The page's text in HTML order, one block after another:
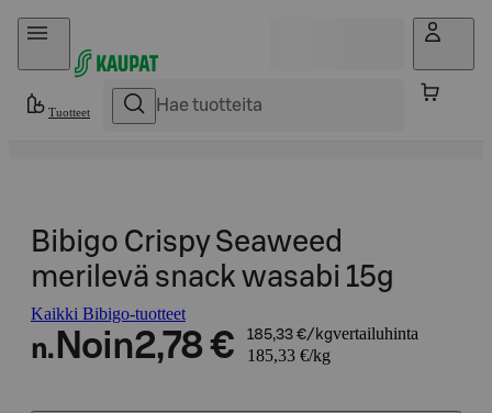
Hyppää sisältöön
Tuotteet
Bibigo Crispy Seaweed
merilevä snack wasabi 15g
Kaikki Bibigo-tuotteet
n. Noin2,78 € 185,33 €/kgvertailuhinta
185,33 €/kg